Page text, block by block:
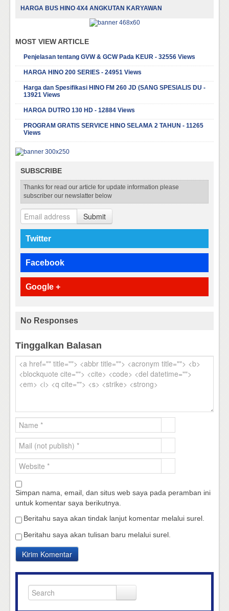
HARGA BUS HINO 4X4 ANGKUTAN KARYAWAN
MOST VIEW ARTICLE
Penjelasan tentang GVW & GCW Pada KEUR - 32556 Views
HARGA HINO 200 SERIES - 24951 Views
Harga dan Spesifikasi HINO FM 260 JD (SANG SPESIALIS DU -
13921 Views
HARGA DUTRO 130 HD - 12884 Views
PROGRAM GRATIS SERVICE HINO SELAMA 2 TAHUN - 11265
Views
SUBSCRIBE
Thanks for read our article for update information please
subscriber our newslatter below
Submit
Twitter
Facebook
Google +
No Responses
Tinggalkan Balasan
Simpan nama, email, dan situs web saya pada peramban ini
untuk komentar saya berikutnya.
Beritahu saya akan tindak lanjut komentar melalui surel.
Beritahu saya akan tulisan baru melalui surel.